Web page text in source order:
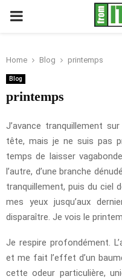
PRIMARY
Home Blog printemps
Blog
printemps
J’avance tranquillement
tête, mais je ne suis pas
temps de laisser
l’autre, d’une branche
tranquillement, puis du ciel
mes yeux jusqu’aux
disparaître. Je vois le
Je respire profondément.
et me fait l’effet d’un
cette odeur particulière,